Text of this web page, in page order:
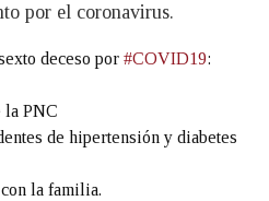
por el coronavirus.
deceso por #COVID19:
la PNC
de hipertensión y diabetes
la familia.